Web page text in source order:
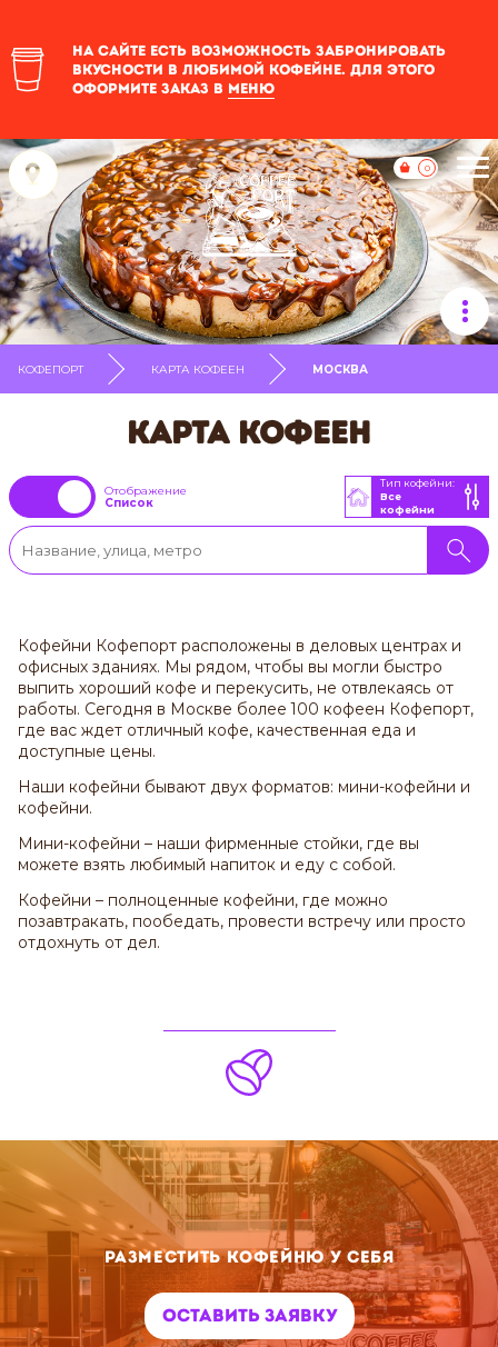
На сайте есть возможность забронировать
вкусности в любимой кофейне. Для этого
оформите заказ в меню
0
КОФЕПОРТ КАРТА КОФЕЕН МОСКВА
Карта кофеен
Отображение
Список
Тип кофейни:
Все
кофейни
Кофейни Кофепорт расположены в деловых центрах и
офисных зданиях. Мы рядом, чтобы вы могли быстро
выпить хороший кофе и перекусить, не отвлекаясь от
работы. Сегодня в Москве более 100 кофеен Кофепорт,
где вас ждет отличный кофе, качественная еда и
доступные цены.
Наши кофейни бывают двух форматов: мини-кофейни и
кофейни.
Мини-кофейни – наши фирменные стойки, где вы
можете взять любимый напиток и еду с собой.
Кофейни – полноценные кофейни, где можно
позавтракать, пообедать, провести встречу или просто
отдохнуть от дел.
Разместить кофейню у себя
Оставить заявку